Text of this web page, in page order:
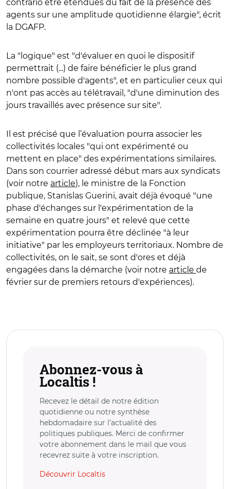
contrario être étendues du fait de la présence des
agents sur une amplitude quotidienne élargie", écrit
la DGAFP.
La "logique" est "d'évaluer en quoi le dispositif
permettrait (...) de faire bénéficier le plus grand
nombre possible d'agents", et en particulier ceux qui
n'ont pas accès au télétravail, "d'une diminution des
jours travaillés avec présence sur site".
Il est précisé que l’évaluation pourra associer les
collectivités locales "qui ont expérimenté ou
mettent en place" des expérimentations similaires.
Dans son courrier adressé début mars aux syndicats
(voir notre article), le ministre de la Fonction
publique, Stanislas Guerini, avait déjà évoqué "une
phase d'échanges sur l'expérimentation de la
semaine en quatre jours" et relevé que cette
expérimentation pourra être déclinée "à leur
initiative" par les employeurs territoriaux. Nombre de
collectivités, on le sait, se sont d'ores et déjà
engagées dans la démarche (voir notre article de
février sur de premiers retours d'expériences).
Abonnez-vous à
Localtis !
Recevez le détail de notre édition
quotidienne ou notre synthèse
hebdomadaire sur l’actualité des
politiques publiques. Merci de confirmer
votre abonnement dans le mail que vous
recevrez suite à votre inscription.
Découvrir Localtis